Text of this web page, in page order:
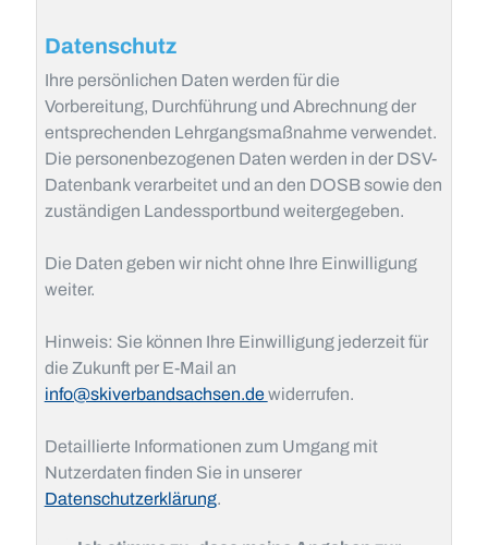
Datenschutz
Ihre persönlichen Daten werden für die
Vorbereitung, Durchführung und Abrechnung der
entsprechenden Lehrgangsmaßnahme verwendet.
Die personenbezogenen Daten werden in der DSV-
Datenbank verarbeitet und an den DOSB sowie den
zuständigen Landessportbund weitergegeben.
Die Daten geben wir nicht ohne Ihre Einwilligung
weiter.
Hinweis: Sie können Ihre Einwilligung jederzeit für
die Zukunft per E-Mail an
info@skiverbandsachsen.dewiderrufen.
Detaillierte Informationen zum Umgang mit
Nutzerdaten finden Sie in unserer
Datenschutzerklärung.